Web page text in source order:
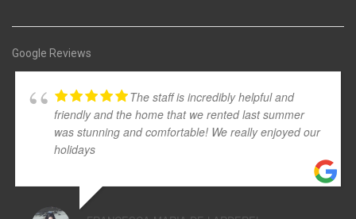
Google Reviews
The staff is incredibly helpful and
friendly and the home that we rented last summer
was stunning and comfortable! We really enjoyed our
holidays